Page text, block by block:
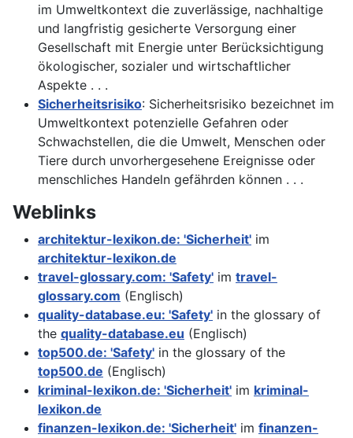
im Umweltkontext die zuverlässige, nachhaltige
und langfristig gesicherte Versorgung einer
Gesellschaft mit Energie unter Berücksichtigung
ökologischer, sozialer und wirtschaftlicher
Aspekte . . .
Sicherheitsrisiko: Sicherheitsrisiko bezeichnet im
Umweltkontext potenzielle Gefahren oder
Schwachstellen, die die Umwelt, Menschen oder
Tiere durch unvorhergesehene Ereignisse oder
menschliches Handeln gefährden können . . .
Weblinks
architektur-lexikon.de: 'Sicherheit' im
architektur-lexikon.de
travel-glossary.com: 'Safety' im travel-
glossary.com (Englisch)
quality-database.eu: 'Safety' in the glossary of
the quality-database.eu (Englisch)
top500.de: 'Safety' in the glossary of the
top500.de (Englisch)
kriminal-lexikon.de: 'Sicherheit' im kriminal-
lexikon.de
finanzen-lexikon.de: 'Sicherheit' im finanzen-